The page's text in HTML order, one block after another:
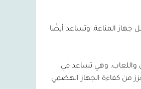
المناعة، وتساعد أيضًا
واللعاب، وهي تساعد في
من كفاءة الجهاز الهضمي